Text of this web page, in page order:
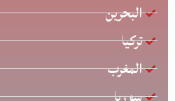
البحرين
تركيا
المغرب